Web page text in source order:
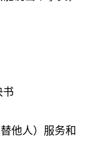
书